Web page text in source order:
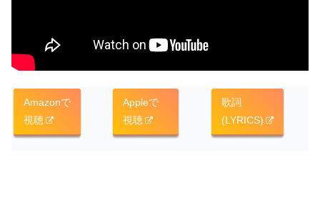
Amazonで
視聴
Appleで
視聴
歌詞
(LYRICS)